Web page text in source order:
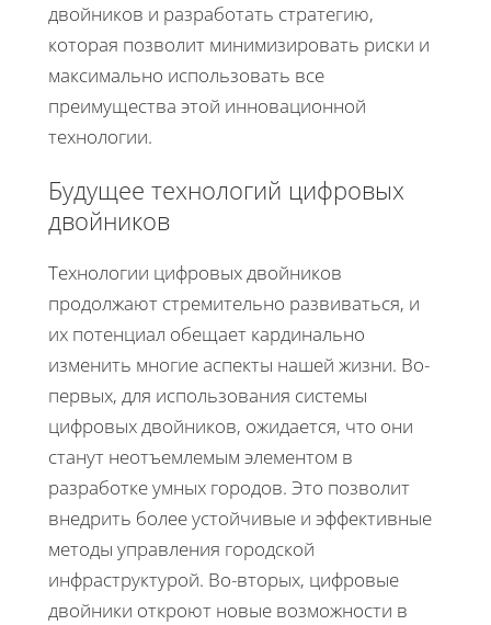
двойников и разработать стратегию,
которая позволит минимизировать риски и
максимально использовать все
преимущества этой инновационной
технологии.
Будущее технологий цифровых
двойников
Технологии цифровых двойников
продолжают стремительно развиваться, и
их потенциал обещает кардинально
изменить многие аспекты нашей жизни. Во-
первых, для использования системы
цифровых двойников, ожидается, что они
станут неотъемлемым элементом в
разработке умных городов. Это позволит
внедрить более устойчивые и эффективные
методы управления городской
инфраструктурой. Во-вторых, цифровые
двойники откроют новые возможности в